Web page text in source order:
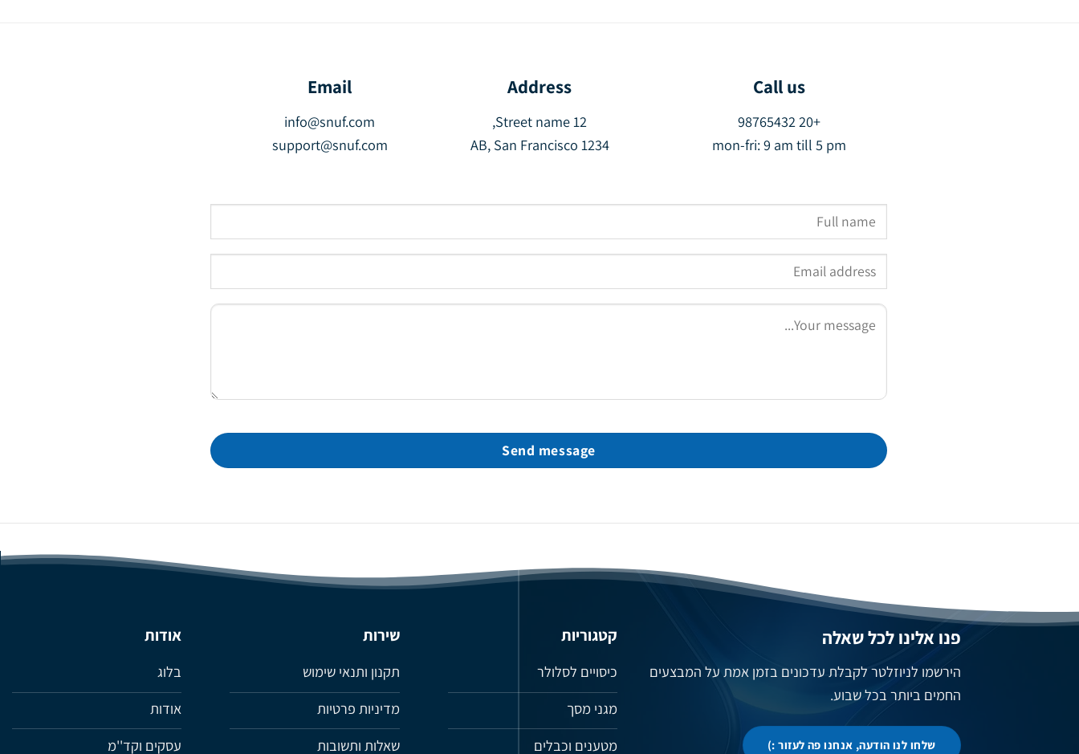
Call us
+20 98765432
mon-fri: 9 am till 5 pm
Address
Street name 12,
1234 AB, San Francisco
Email
info@snuf.com
support@snuf.com
Send message
פנו אלינו לכל שאלה
הירשמו לניוזלטר לקבלת עדכונים בזמן אמת על המבצעים
החמים ביותר בכל שבוע.
שלחו לנו הודעה, אנחנו פה לעזור :)
קטגוריות
כיסויים לסלולר
מגני מסך
מטענים וכבלים
שירות
תקנון ותנאי שימוש
מדיניות פרטיות
שאלות ותשובות
אודות
בלוג
אודות
עסקים וקד''מ